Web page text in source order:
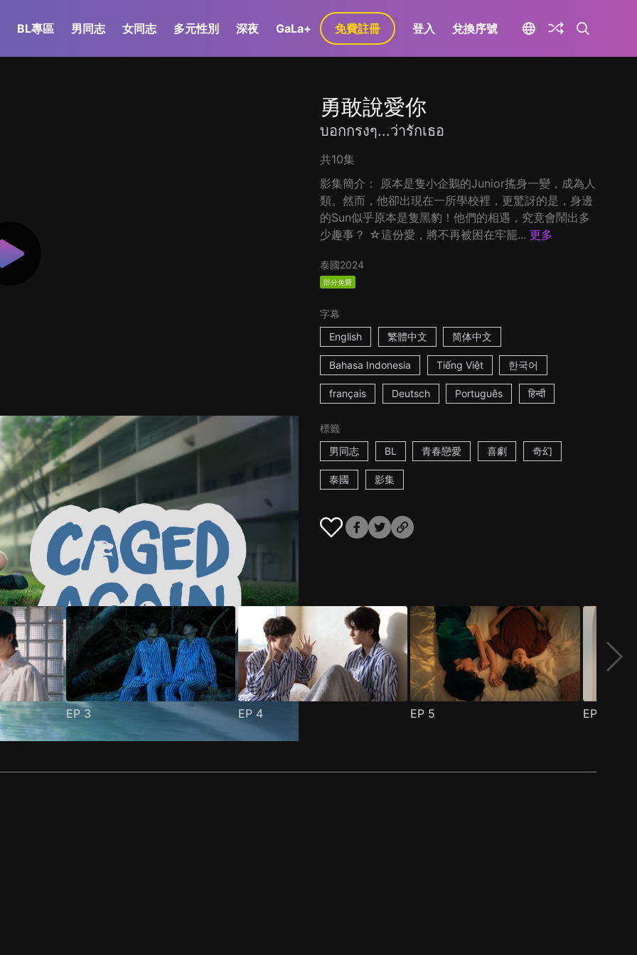
BL專區 男同志 女同志 多元性別 深夜 GaLa+ 免費註冊 登入 兌換序號
勇敢說愛你
บอกกรงๆ...ว่ารักเธอ
共10集
影集簡介： 原本是隻小企鵝的Junior搖身一變，成為人
類。然而，他卻出現在一所學校裡，更驚訝的是，身邊
的Sun似乎原本是隻黑豹！他們的相遇，究竟會鬧出多
少趣事？ ☆這份愛，將不再被困在牢籠... 更多
泰國2024
部分免費
字幕
English
繁體中文 简体中文
Bahasa Indonesia Tiếng Việt 한국어
français Deutsch Português हिन्दी
標籤
男同志
BL 青春戀愛 喜劇 奇幻
泰國 影集
EP 3 EP 4 EP 5 EP